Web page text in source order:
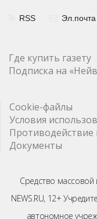
RSS Эл.почта
Где купить газету
Подписка на
Cookie-файлы
Условия
Противодействие
Документы
Средство массовой
NEWS.RU, 12+
автономное